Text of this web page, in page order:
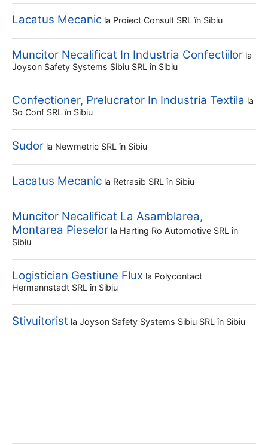
Lacatus Mecanic la Proiect Consult SRL în Sibiu
Muncitor Necalificat In Industria Confectiilor la
Joyson Safety Systems Sibiu SRL în Sibiu
Confectioner, Prelucrator In Industria Textila la
So Conf SRL în Sibiu
Sudor la Newmetric SRL în Sibiu
Lacatus Mecanic la Retrasib SRL în Sibiu
Muncitor Necalificat La Asamblarea,
Montarea Pieselor la Harting Ro Automotive SRL în
Sibiu
Logistician Gestiune Flux la Polycontact
Hermannstadt SRL în Sibiu
Stivuitorist la Joyson Safety Systems Sibiu SRL în Sibiu